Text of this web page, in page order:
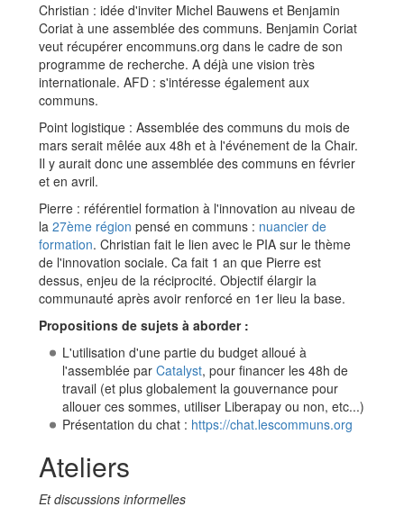
Christian : idée d'inviter Michel Bauwens et Benjamin
Coriat à une assemblée des communs. Benjamin Coriat
veut récupérer encommuns.org dans le cadre de son
programme de recherche. A déjà une vision très
internationale. AFD : s'intéresse également aux
communs.
Point logistique : Assemblée des communs du mois de
mars serait mêlée aux 48h et à l'événement de la Chair.
Il y aurait donc une assemblée des communs en février
et en avril.
Pierre : référentiel formation à l'innovation au niveau de
la 27ème région pensé en communs : nuancier de
formation. Christian fait le lien avec le PIA sur le thème
de l'innovation sociale. Ca fait 1 an que Pierre est
dessus, enjeu de la réciprocité. Objectif élargir la
communauté après avoir renforcé en 1er lieu la base.
Propositions de sujets à aborder :
L'utilisation d'une partie du budget alloué à
l'assemblée par Catalyst, pour financer les 48h de
travail (et plus globalement la gouvernance pour
allouer ces sommes, utiliser Liberapay ou non, etc...)
Présentation du chat : https://chat.lescommuns.org
Ateliers
Et discussions informelles